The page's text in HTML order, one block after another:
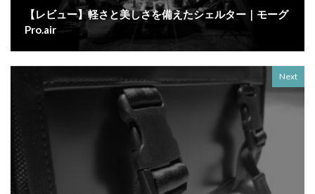
【レビュー】軽さと美しさを備えたシェルター｜モーグ
Pro.air
Next